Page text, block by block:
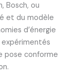
Bosch, ou
et du modèle
d’énergie
pose conforme